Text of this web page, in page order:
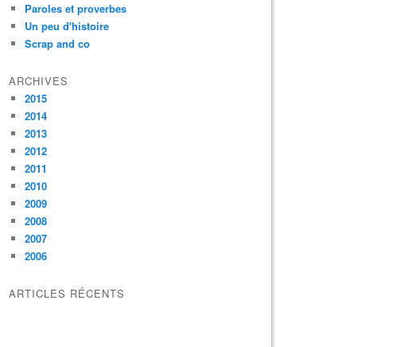
Paroles et proverbes
Un peu d'histoire
Scrap and co
ARCHIVES
2015
2014
2013
2012
2011
2010
2009
2008
2007
2006
ARTICLES RÉCENTS